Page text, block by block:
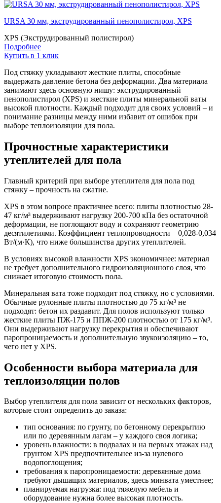
URSA 30 мм, экструдированный пенополистирол, XPS
XPS (Экструдированный полистирол)
Подробнее
Купить в 1 клик
Под стяжку укладывают жесткие плиты, способные
выдержать давление бетона без деформации. Два материала
занимают здесь основную нишу: экструдированный
пенополистирол (XPS) и жесткие плиты минеральной ваты
высокой плотности. Каждый подходит для своих условий – и
понимание разницы между ними избавит от ошибок при
выборе теплоизоляции для пола.
Прочностные характеристики
утеплителей для пола
Главный критерий при выборе утеплителя для пола под
стяжку – прочность на сжатие.
XPS в этом вопросе практичнее всего: плиты плотностью 28-
47 кг/м³ выдерживают нагрузку 200-700 кПа без остаточной
деформации, не поглощают воду и сохраняют геометрию
десятилетиями. Коэффициент теплопроводности – 0,028-0,034
Вт/(м·К), что ниже большинства других утеплителей.
В условиях высокой влажности XPS экономичнее: материал
не требует дополнительного гидроизоляционного слоя, что
снижает итоговую стоимость пола.
Минеральная вата тоже подходит под стяжку, но с условиями.
Обычные рулонные плиты плотностью до 75 кг/м³ не
подходят: бетон их раздавит. Для полов используют только
жесткие плиты ПЖ-175 и ППЖ-200 плотностью от 175 кг/м³.
Они выдерживают нагрузку перекрытия и обеспечивают
паропроницаемость и дополнительную звукоизоляцию – то,
чего нет у XPS.
Особенности выбора материала для
теплоизоляции полов
Выбор утеплителя для пола зависит от нескольких факторов,
которые стоит определить до заказа:
тип основания: по грунту, по бетонному перекрытию
или по деревянным лагам – у каждого своя логика;
уровень влажности: в подвалах и на первых этажах над
грунтом XPS предпочтительнее из-за нулевого
водопоглощения;
требования к паропроницаемости: деревянные дома
требуют дышащих материалов, здесь минвата уместнее;
планируемая нагрузка: под тяжелую мебель и
оборудование нужна более высокая плотность.